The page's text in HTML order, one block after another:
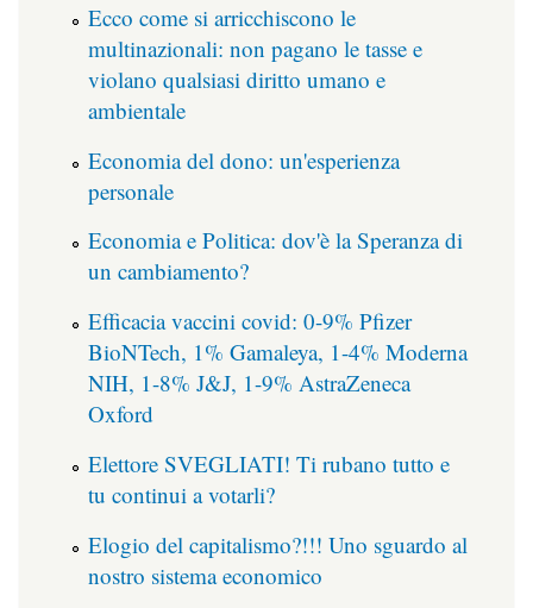
Ecco come si arricchiscono le
multinazionali: non pagano le tasse e
violano qualsiasi diritto umano e
ambientale
Economia del dono: un'esperienza
personale
Economia e Politica: dov'è la Speranza di
un cambiamento?
Efficacia vaccini covid: 0-9% Pfizer
BioNTech, 1% Gamaleya, 1-4% Moderna
NIH, 1-8% J&J, 1-9% AstraZeneca
Oxford
Elettore SVEGLIATI! Ti rubano tutto e
tu continui a votarli?
Elogio del capitalismo?!!! Uno sguardo al
nostro sistema economico